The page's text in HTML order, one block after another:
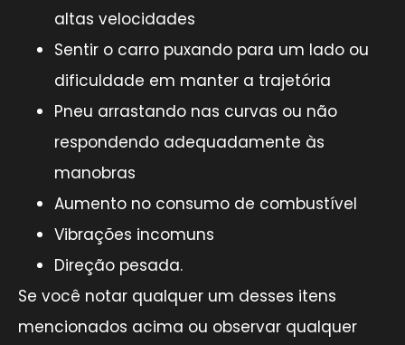
altas velocidades
Sentir o carro puxando para um lado ou
dificuldade em manter a trajetória
Pneu arrastando nas curvas ou não
respondendo adequadamente às
manobras
Aumento no consumo de combustível
Vibrações incomuns
Direção pesada.
Se você notar qualquer um desses itens
mencionados acima ou observar qualquer